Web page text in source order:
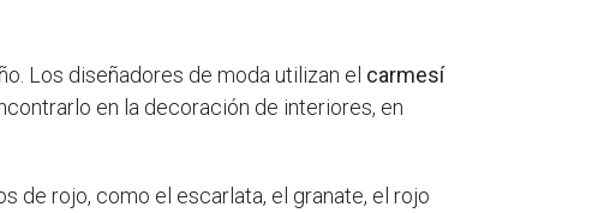
Los diseñadores de moda utilizan el carmesí
en la decoración de interiores, en
de rojo, como el escarlata, el granate, el rojo